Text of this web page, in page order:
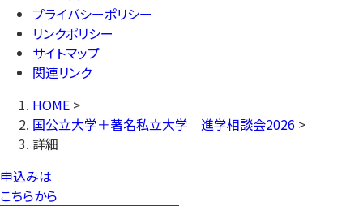
プライバシーポリシー
リンクポリシー
サイトマップ
関連リンク
HOME >
国公立大学＋著名私立大学 進学相談会2026 >
詳細
申込みは
こちらから